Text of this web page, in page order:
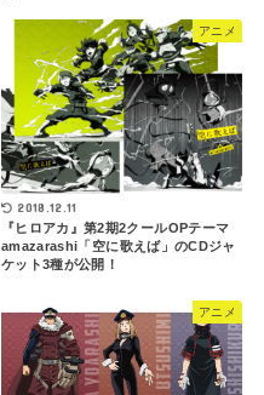
アニメ
2018.12.11
『ヒロアカ』第2期2クールOPテーマ
amazarashi「空に歌えば」のCDジャ
ケット3種が公開！
アニメ